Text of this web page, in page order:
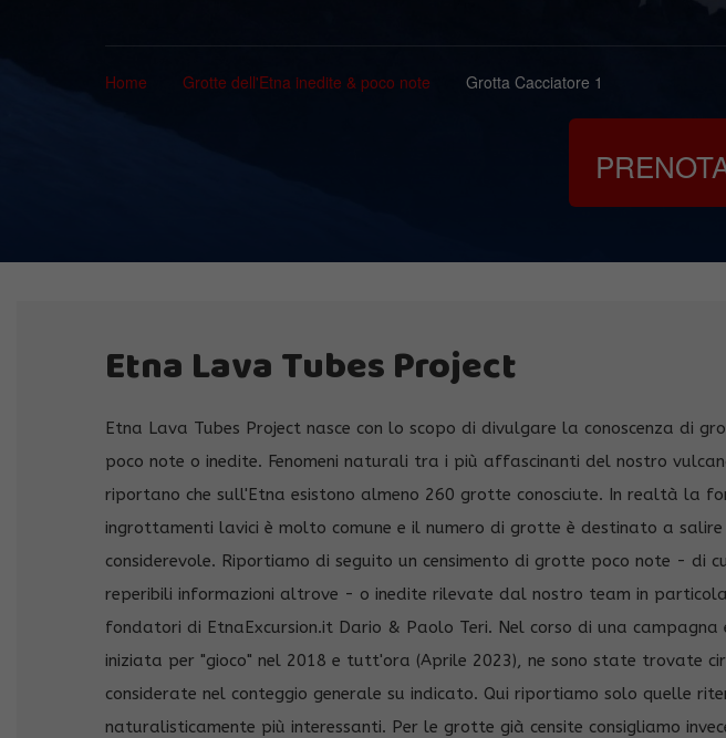
Home Grotte dell'Etna inedite & poco note Grotta Cacciatore 1
Etna Lava Tubes Project
Etna Lava Tubes Project nasce con lo scopo di divulgare la conoscenza di
poco note o inedite. Fenomeni naturali tra i più affascinanti del nostro
riportano che sull'Etna esistono almeno 260 grotte conosciute. In realtà la
ingrottamenti lavici è molto comune e il numero di grotte è destinato a salire
considerevole. Riportiamo di seguito un censimento di grotte poco note - di
reperibili informazioni altrove - o inedite rilevate dal nostro team in
fondatori di EtnaExcursion.it Dario & Paolo Teri. Nel corso di una
iniziata per "gioco" nel 2018 e tutt'ora (Aprile 2023), ne sono state trovate
considerate nel conteggio generale su indicato. Qui riportiamo solo quelle
naturalisticamente più interessanti. Per le grotte già censite consigliamo